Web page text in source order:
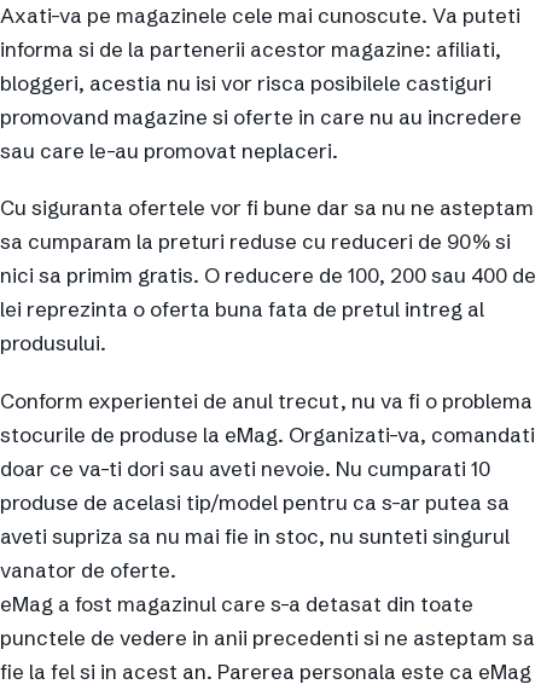
Axati-va pe magazinele cele mai cunoscute. Va puteti
informa si de la partenerii acestor magazine: afiliati,
bloggeri, acestia nu isi vor risca posibilele castiguri
promovand magazine si oferte in care nu au incredere
sau care le-au promovat neplaceri.
Cu siguranta ofertele vor fi bune dar sa nu ne asteptam
sa cumparam la preturi reduse cu reduceri de 90% si
nici sa primim gratis. O reducere de 100, 200 sau 400 de
lei reprezinta o oferta buna fata de pretul intreg al
produsului.
Conform experientei de anul trecut, nu va fi o problema
stocurile de produse la eMag. Organizati-va, comandati
doar ce va-ti dori sau aveti nevoie. Nu cumparati 10
produse de acelasi tip/model pentru ca s-ar putea sa
aveti supriza sa nu mai fie in stoc, nu sunteti singurul
vanator de oferte.
eMag a fost magazinul care s-a detasat din toate
punctele de vedere in anii precedenti si ne asteptam sa
fie la fel si in acest an. Parerea personala este ca eMag